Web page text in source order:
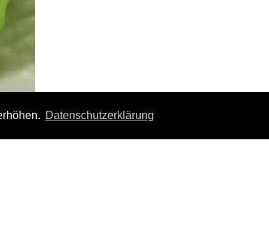
Datenschutzerklärung